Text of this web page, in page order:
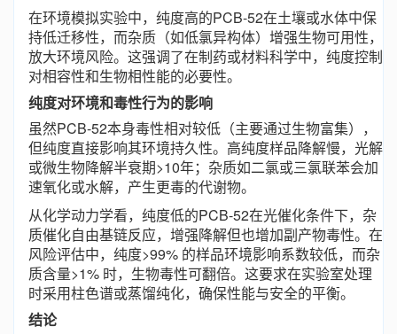
在环境模拟实验中，纯度高的PCB-52在土壤或水体中保
持低迁移性，而杂质（如低氯异构体）增强生物可用性，
放大环境风险。这强调了在制药或材料科学中，纯度控制
对相容性和生物相性能的必要性。
纯度对环境和毒性行为的影响
虽然PCB-52本身毒性相对较低（主要通过生物富集），
但纯度直接影响其环境持久性。高纯度样品降解慢，光解
或微生物降解半衰期>10年；杂质如二氯或三氯联苯会加
速氧化或水解，产生更毒的代谢物。
从化学动力学看，纯度低的PCB-52在光催化条件下，杂
质催化自由基链反应，增强降解但也增加副产物毒性。在
风险评估中，纯度>99% 的样品环境影响系数较低，而杂
质含量>1% 时，生物毒性可翻倍。这要求在实验室处理
时采用柱色谱或蒸馏纯化，确保性能与安全的平衡。
结论